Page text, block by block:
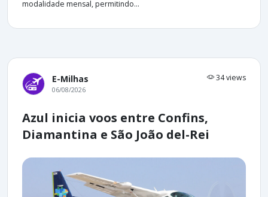
modalidade mensal, permitindo...
E-Milhas 34 views
06/08/2026
Azul inicia voos entre Confins,
Diamantina e São João del-Rei